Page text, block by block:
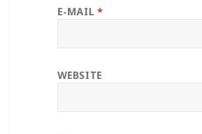
E-MAIL *
WEBSITE